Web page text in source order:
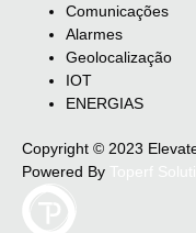
Comunicações
Alarmes
Geolocalização
IOT
ENERGIAS
Copyright © 2023
Powered By